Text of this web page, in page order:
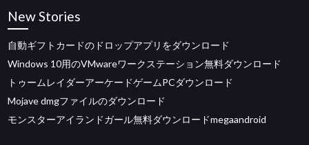
New Stories
自動ギフトカードのドロップアプリをダウンロード
Windows 10用のVMwareワークステーション無料ダウンロード
トゥームレイダーアーケードゲームPCダウンロード
Mojave dmgファイルのダウンロード
モンスターアイランドガール無料ダウンロードmegaandroid